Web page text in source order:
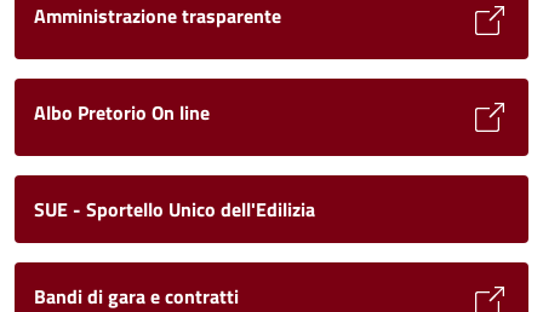
Amministrazione trasparente
Albo Pretorio On line
SUE - Sportello Unico dell'Edilizia
Bandi di gara e contratti